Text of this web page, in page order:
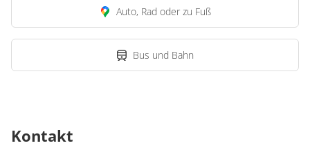
Auto, Rad oder zu Fuß
Bus und Bahn
Kontakt